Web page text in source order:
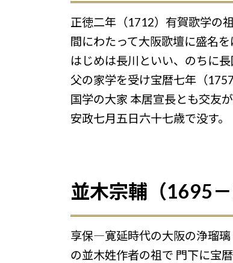
正徳二年（1712）有賀歌学の
間にわたって大阪歌壇に盛名を
はじめは長川といい、のちに長
父の家学を受け宝暦七年（
国学の大家 本居宣長とも交友
安政七月五日六十七歳で没す。
並木宗輔（1695－
享保―寛延時代の大阪の浄瑠
の並木姓作者の祖で 門下に宝